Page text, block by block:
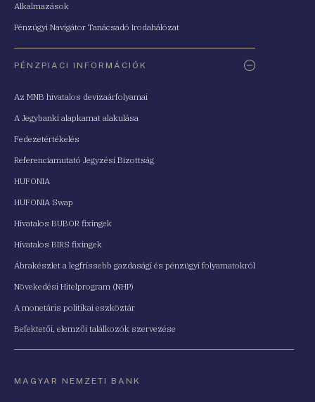
Alkalmazások
Pénzügyi Navigátor Tanácsadó Irodahálózat
PÉNZPIACI INFORMÁCIÓK
Az MNB hivatalos devizaárfolyamai
A Jegybanki alapkamat alakulása
Fedezetértékelés
Referenciamutató Jegyzési Bizottság
HUFONIA
HUFONIA Swap
Hivatalos BUBOR fixingek
Hivatalos BIRS fixingek
Ábrakészlet a legfrissebb gazdasági és pénzügyi folyamatokról
Növekedési Hitelprogram (NHP)
A monetáris politikai eszköztár
Befektetői, elemzői találkozók szervezése
MAGYAR NEMZETI BANK